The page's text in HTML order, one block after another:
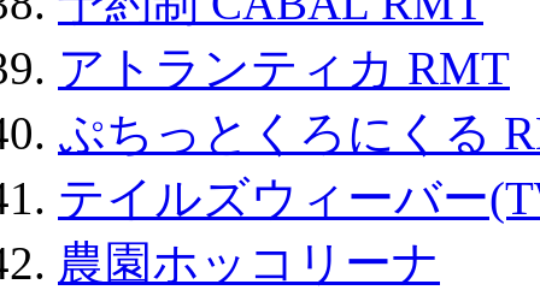
アトランティカ RMT
ぷちっとくろにくる
テイルズウィーバー
農園ホッコリーナ